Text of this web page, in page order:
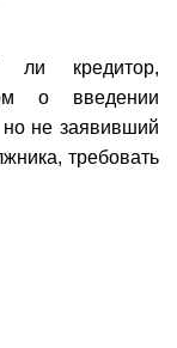
ли кредитор,
о введении
но не заявивший
требовать